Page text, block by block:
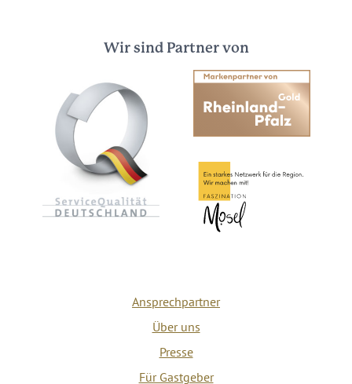
Wir sind Partner von
Ansprechpartner
Über uns
Presse
Für Gastgeber